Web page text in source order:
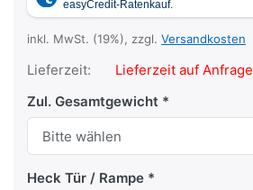
inkl. MwSt. (19%), zzgl. Versandkosten
Lieferzeit:
Lieferzeit auf Anfrage
Zul. Gesamtgewicht
Heck Tür / Rampe